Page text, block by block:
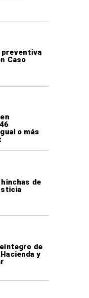
preventiva
Caso
o más
de
de
y